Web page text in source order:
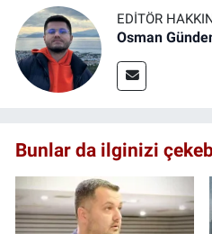
EDITÖR
Osman
Bunlar da ilginizi